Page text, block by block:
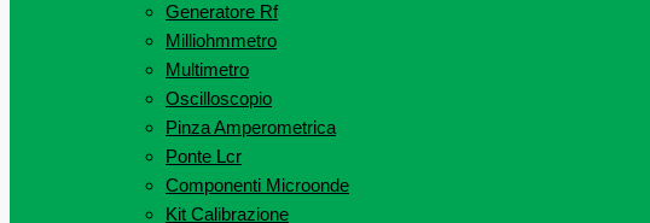
Generatore Rf
Milliohmmetro
Multimetro
Oscilloscopio
Pinza Amperometrica
Ponte Lcr
Componenti Microonde
Kit Calibrazione